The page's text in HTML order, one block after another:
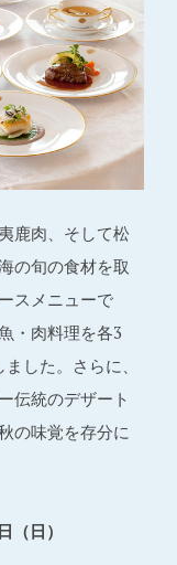
鹿肉、そして松
の旬の食材を取
スメニューで
・肉料理を各3
した。さらに、
伝統のデザート
の味覚を存分に
（日）